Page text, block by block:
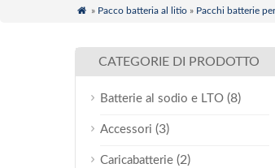
 » Pacco batteria al litio» Pacchi batterie
CATEGORIE DI PRODOTTO
Batterie al sodio e LTO (8)
Accessori (3)
Caricabatterie (2)